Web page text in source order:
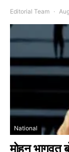
Editorial Team
National
मोहन भागवत